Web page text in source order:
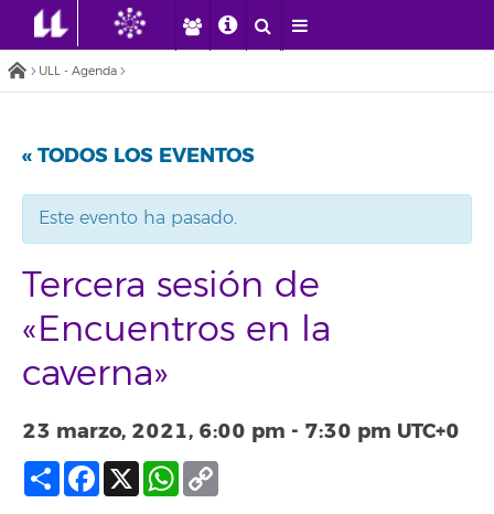
ULL - Agenda
« TODOS LOS EVENTOS
Este evento ha pasado.
Tercera sesión de
«Encuentros en la
caverna»
23 marzo, 2021, 6:00 pm - 7:30 pm UTC+0
Compartir
Facebook
X WhatsApp